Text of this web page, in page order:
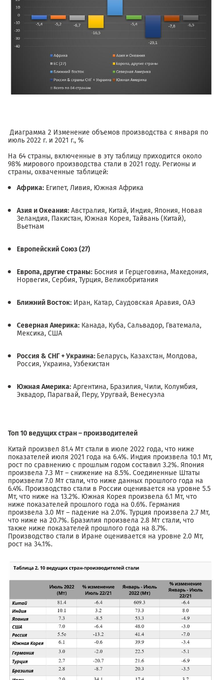
Диаграмма 2 Изменение объемов производства с января по
июль 2022 г. и 2021 г., %
На 64 страны, включенные в эту таблицу приходится около
98% мирового производства стали в 2021 году. Регионы и
страны, охваченные таблицей:
Африка: Египет, Ливия, Южная Африка
Азия и Океания: Австралия, Китай, Индия, Япония, Новая
Зеландия, Пакистан, Южная Корея, Тайвань (Китай),
Вьетнам
Европейский Союз (27)
Европа, другие страны: Босния и Герцеговина, Македония,
Норвегия, Сербия, Турция, Великобритания
Ближний Восток: Иран, Катар, Саудовская Аравия, ОАЭ
Северная Америка: Канада, Куба, Сальвадор, Гватемала,
Мексика, США
Россия & СНГ + Украина: Беларусь, Казахстан, Молдова,
Россия, Украина, Узбекистан
Южная Америка: Аргентина, Бразилия, Чили, Колумбия,
Эквадор, Парагвай, Перу, Уругвай, Венесуэла
Топ 10 ведущих стран – производителей
Китай произвел 81.4 Мт стали в июле 2022 года, что ниже
показателей июля 2021 года на 6.4%. Индия произвела 10.1 Мт,
рост по сравнению с прошлым годом составил 3.2%. Япония
произвела 7.3 Мт – снижение на 8.5%. Соединенные Штаты
произвели 7.0 Мт стали, что ниже данных прошлого года на
6.4%. Производство стали в России оценивается на уровне 5.5
Мт, что ниже на 13.2%. Южная Корея произвела 6.1 Мт, что
ниже показателей прошлого года на 0.6%. Германия
произвела 3.0 Мт – падение на 2.0%. Турция произвела 2.7 Мт,
что ниже на 20.7%. Бразилия произвела 2.8 Мт стали, что
также ниже показателей прошлого года на 8.7%.
Производство стали в Иране оценивается на уровне 2.0 Мт,
рост на 34.1%.